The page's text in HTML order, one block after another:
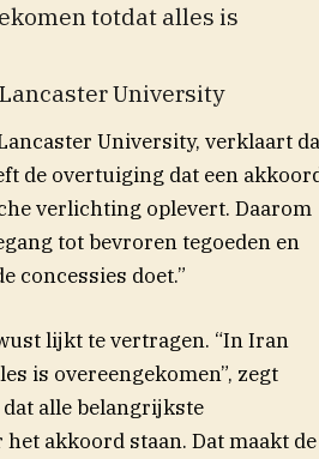
totdat alles is
University
University, verklaart
de overtuiging dat een
verlichting oplevert. Daarom
tot bevroren tegoeden en
concessies doet.”
lijkt te vertragen. “In Iran
is overeengekomen”, zegt
alle belangrijkste
akkoord staan. Dat maakt de